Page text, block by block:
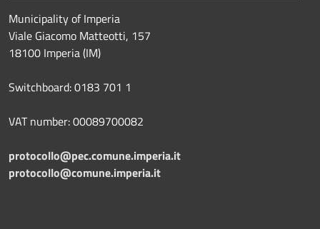
Municipality of Imperia
Viale Giacomo Matteotti, 157
18100 Imperia (IM)
Switchboard: 0183 701 1
VAT number: 00089700082
protocollo@pec.comune.imperia.it
protocollo@comune.imperia.it